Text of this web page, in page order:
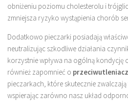
obniżeniu poziomu cholesterolu i
zmniejsza ryzyko wystąpienia chorób
Dodatkowo pieczarki posiadają
neutralizując szkodliwe działania
korzystnie wpływa na ogólną kondycję
również zapomnieć o
pieczarkach, które skutecznie
wspierając zarówno nasz układ